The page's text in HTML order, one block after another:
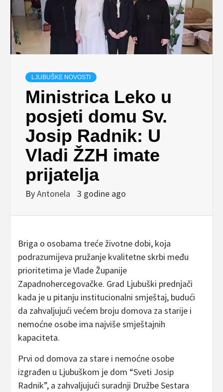
LJUBUŠKE NOVOSTI
Ministrica Leko u
posjeti domu Sv.
Josip Radnik: U
Vladi ŽZH imate
prijatelja
ByAntonela 3 godine ago
Briga o osobama treće životne dobi, koja
podrazumijeva pružanje kvalitetne skrbi među
prioritetima je Vlade Županije
Zapadnohercegovačke. Grad Ljubuški prednjači
kada je u pitanju institucionalni smještaj, budući
da zahvaljujući većem broju domova za starije i
nemoćne osobe ima najviše smještajnih
kapaciteta.
Prvi od domova za stare i nemoćne osobe
izgrađen u Ljubuškom je dom “Sveti Josip
Radnik”, a zahvaljujući suradnji Družbe Sestara